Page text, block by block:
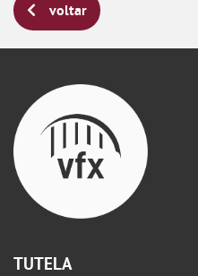
voltar
TUTELA